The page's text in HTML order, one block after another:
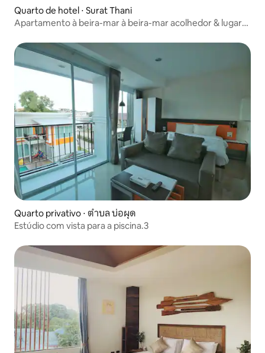
Quarto de hotel ⋅ Surat Thani
Apartamento à beira-mar à beira-mar acolhedor & lugar
Quarto privativo ⋅ ตำบล บ่อผุด
Estúdio com vista para a piscina.3